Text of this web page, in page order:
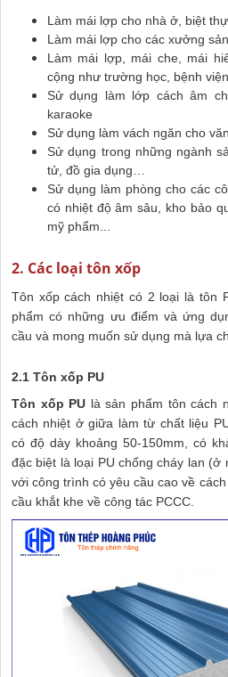
Làm mái lợp cho nhà ở, biệt
Làm mái lợp cho các xưởng
Làm mái lợp, mái che, mái
cộng như trường học, bệnh
Sử dụng làm lớp cách âm
karaoke
Sử dụng làm vách ngăn cho
Sử dụng trong những ngành
tử, đồ gia dụng…
Sử dụng làm phòng cho các
có nhiệt độ âm sâu, kho bảo
mỹ phẩm...
2. Các loại tôn xốp
Tôn xốp cách nhiệt có 2 loại là tôn
phẩm có những ưu điểm và ứng
cầu và mong muốn sử dụng mà lựa
2.1 Tôn xốp PU
Tôn xốp PU là sản phẩm tôn cách
cách nhiệt ở giữa làm từ chất liệu
có độ dày khoảng 50-150mm, có
đặc biệt là loại PU chống cháy lan
với công trình có yêu cầu cao về
cầu khắt khe về công tác PCCC.